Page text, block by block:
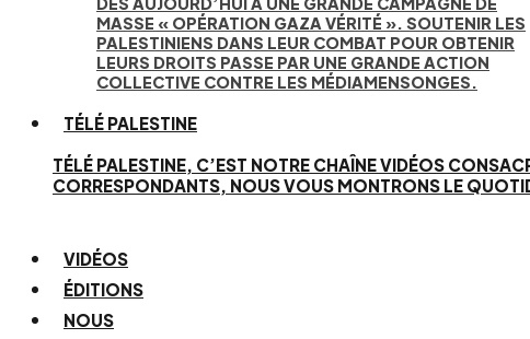
MASSE « OPÉRATION GAZA VÉRITÉ ». SOUTENIR LES
PALESTINIENS DANS LEUR COMBAT POUR OBTENIR
LEURS DROITS PASSE PAR UNE GRANDE ACTION
COLLECTIVE CONTRE LES MÉDIAMENSONGES.
TÉLÉ PALESTINE
TÉLÉ PALESTINE, C’EST NOTRE CHAÎNE VIDÉOS
CORRESPONDANTS, NOUS VOUS MONTRONS LE
VIDÉOS
ÉDITIONS
NOUS